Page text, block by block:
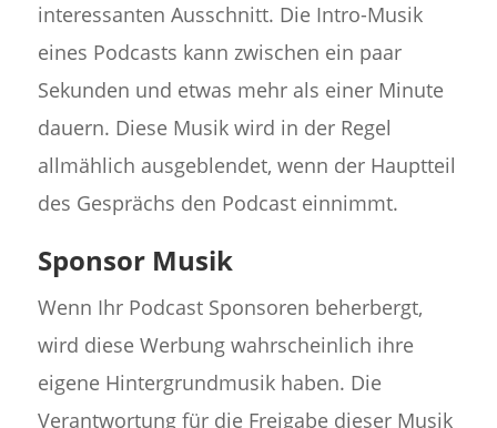
interessanten Ausschnitt. Die Intro-Musik
eines Podcasts kann zwischen ein paar
Sekunden und etwas mehr als einer Minute
dauern. Diese Musik wird in der Regel
allmählich ausgeblendet, wenn der Hauptteil
des Gesprächs den Podcast einnimmt.
Sponsor Musik
Wenn Ihr Podcast Sponsoren beherbergt,
wird diese Werbung wahrscheinlich ihre
eigene Hintergrundmusik haben. Die
Verantwortung für die Freigabe dieser Musik